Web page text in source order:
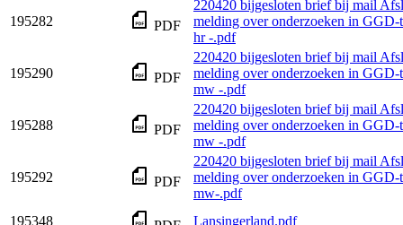
195282 PDF
220420 bijgesloten brief bij mail
melding over onderzoeken in GGD-
hr -.pdf
195290 PDF
220420 bijgesloten brief bij mail
melding over onderzoeken in GGD-
mw -.pdf
195288 PDF
220420 bijgesloten brief bij mail
melding over onderzoeken in GGD-
mw -.pdf
195292 PDF
220420 bijgesloten brief bij mail
melding over onderzoeken in GGD-
mw-.pdf
195348
Lansingerland.pdf